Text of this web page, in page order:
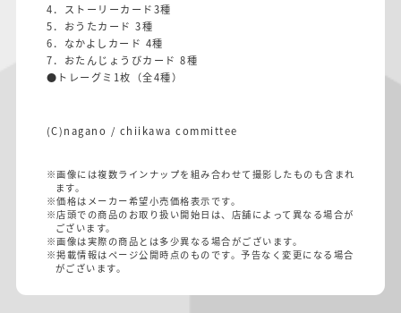
4．ストーリーカード3種
5．おうたカード 3種
6．なかよしカード 4種
7．おたんじょうびカード 8種
●トレーグミ1枚（全4種）
(C)nagano / chiikawa committee
※画像には複数ラインナップを組み合わせて撮影したものも含まれ
ます。
※価格はメーカー希望小売価格表示です。
※店頭での商品のお取り扱い開始日は、店舗によって異なる場合が
ございます。
※画像は実際の商品とは多少異なる場合がございます。
※掲載情報はページ公開時点のものです。予告なく変更になる場合
がございます。